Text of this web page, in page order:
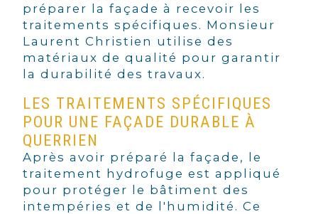
préparer la façade à recevoir les
traitements spécifiques. Monsieur
Laurent Christien utilise des
matériaux de qualité pour garantir
la durabilité des travaux.
LES TRAITEMENTS SPÉCIFIQUES
POUR UNE FAÇADE DURABLE À
QUERRIEN
Après avoir préparé la façade, le
traitement hydrofuge est appliqué
pour protéger le bâtiment des
intempéries et de l'humidité. Ce